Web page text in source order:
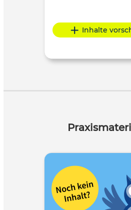
Inhalte